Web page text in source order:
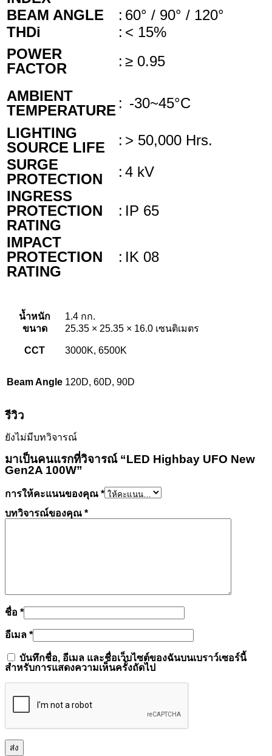
BEAM ANGLE
: 60° / 90° / 120°
THDi
: < 15%
POWER
FACTOR
: ≥ 0.95
AMBIENT
TEMPERATURE : -30~45°C
LIGHTING
SOURCE LIFE
: > 50,000 Hrs.
SURGE
PROTECTION
: 4 kV
INGRESS
PROTECTION
RATING
: IP 65
IMPACT
PROTECTION
RATING
: IK 08
น้ำหนัก
1.4 กก.
ขนาด
25.35 × 25.35 × 16.0 เซนติเมตร
CCT 3000K, 6500K
Beam Angle 120D, 60D, 90D
รีวิว
ยังไม่มีบทวิจารณ์
มาเป็นคนแรกที่วิจารณ์ “LED Highbay UFO New
Gen2A 100W”
การให้คะแนนของคุณ *
บทวิจารณ์ของคุณ *
ชื่อ *
อีเมล *
บันทึกชื่อ, อีเมล และชื่อเว็บไซต์ของฉันบนเบราว์เซอร์นี้
สำหรับการแสดงความเห็นครั้งถัดไป